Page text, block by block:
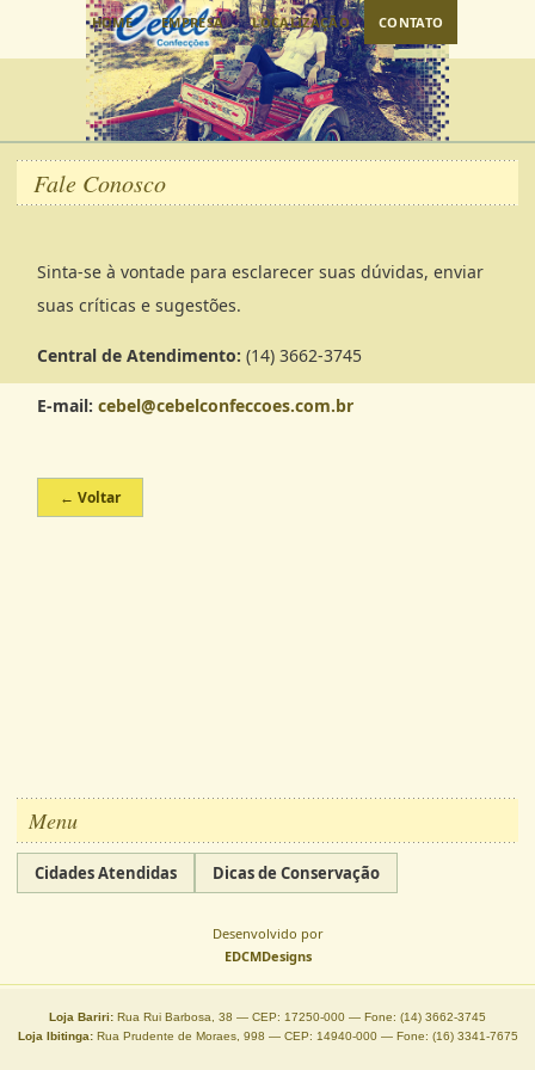
HOME EMPRESA LOCALIZAÇÃO CONTATO
Fale Conosco
Sinta-se à vontade para esclarecer suas dúvidas, enviar
suas críticas e sugestões.
Central de Atendimento: (14) 3662-3745
E-mail: cebel@cebelconfeccoes.com.br
← Voltar
Menu
Cidades Atendidas Dicas de Conservação
Desenvolvido por
EDCMDesigns
Loja Bariri: Rua Rui Barbosa, 38 — CEP: 17250-000 — Fone: (14) 3662-3745
Loja Ibitinga:Rua Prudente de Moraes, 998 — CEP: 14940-000 — Fone: (16) 3341-7675